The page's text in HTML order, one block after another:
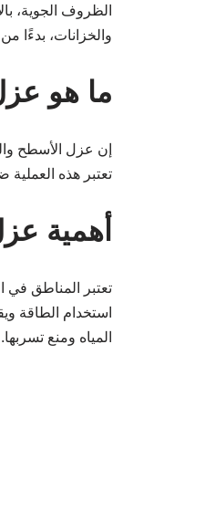
الظروف الجوية،
والخزانات، بدءًا
ما هو
إن عزل الأسطح
تعتبر هذه العملية
أهمية
تعتبر المناطق في
استخدام الطاقة
المياه ومنع تسربها.